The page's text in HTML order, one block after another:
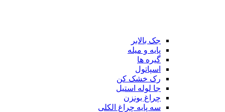
جک بالابر
پایه و میله
گیره ها
اسپاتول
رک خشک کن
جا لوله استیل
چراغ بونزن
سه پایه چراغ الکلی